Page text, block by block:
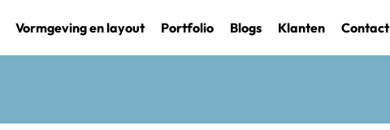
Vormgeving en layout Portfolio Blogs Klanten Contact